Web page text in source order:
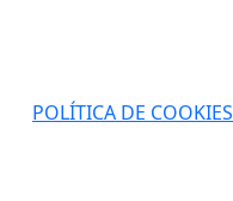
POLÍTICA DE COOKIES